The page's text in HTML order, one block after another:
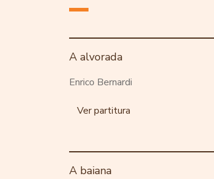
A alvorada
Enrico Bernardi
Ver partitura
A baiana